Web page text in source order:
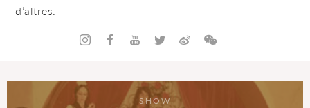
d’altres.
SHOW